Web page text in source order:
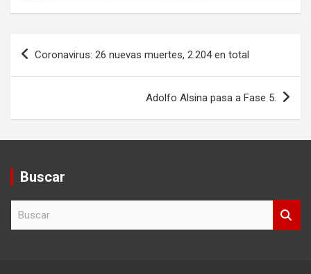
Navegación
Coronavirus: 26 nuevas muertes, 2.204 en total
Adolfo Alsina pasa a Fase 5.
Buscar